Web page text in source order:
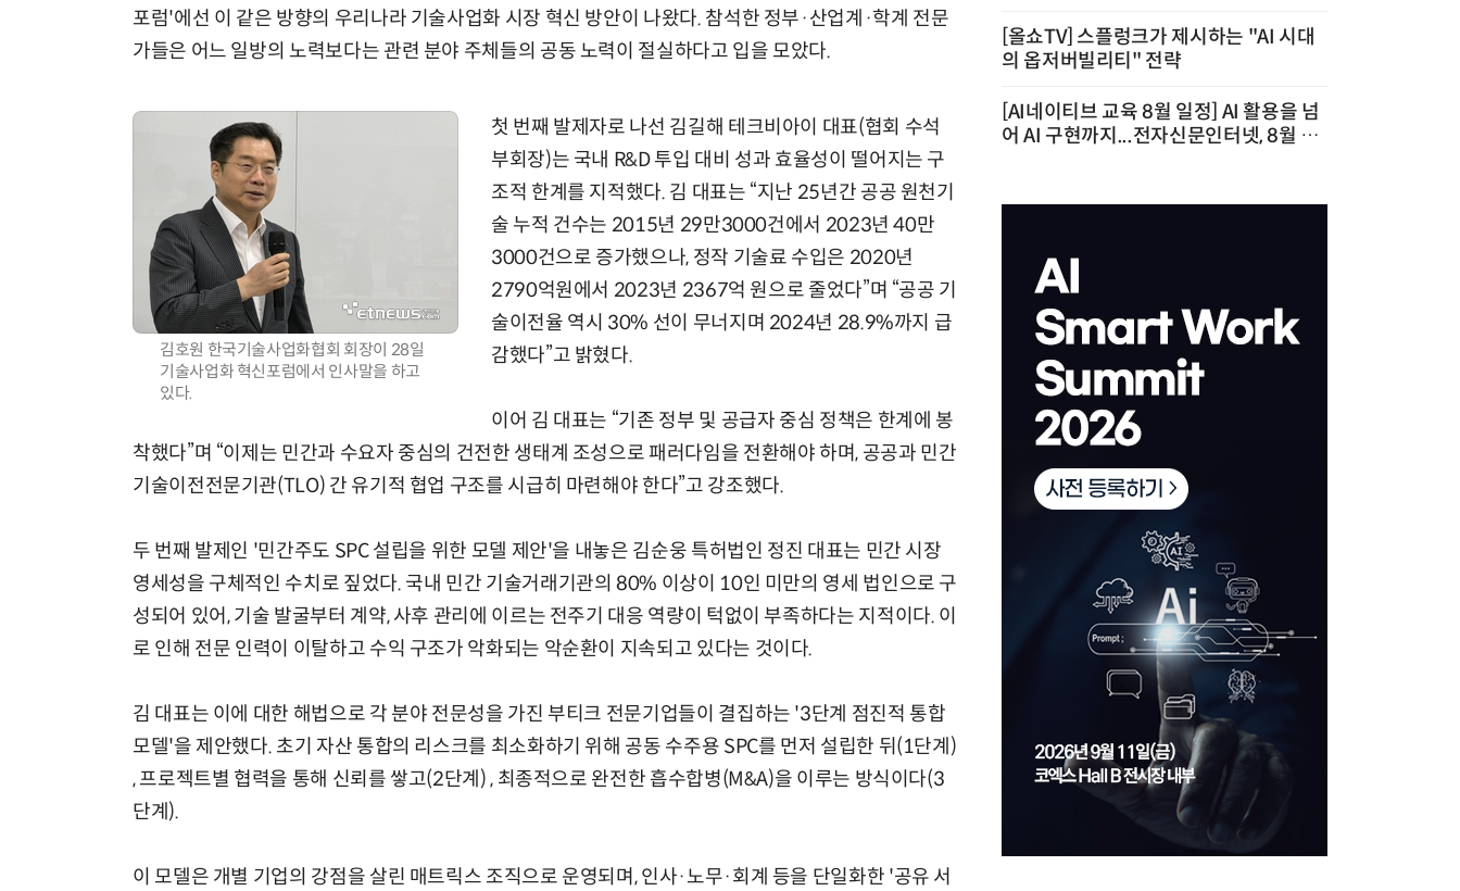
포럼'에선 이 같은 방향의 우리나라 기술사업화 시장 혁신 방안이 나왔다. 참석한 정부·산업계·학계 전문
가들은 어느 일방의 노력보다는 관련 분야 주체들의 공동 노력이 절실하다고 입을 모았다.
김호원 한국기술사업화협회 회장이 28일
기술사업화 혁신포럼에서 인사말을 하고
있다.
첫 번째 발제자로 나선 김길해 테크비아이 대표(협회 수석
부회장)는 국내 R&D 투입 대비 성과 효율성이 떨어지는 구
조적 한계를 지적했다. 김 대표는 “지난 25년간 공공 원천기
술 누적 건수는 2015년 29만3000건에서 2023년 40만
3000건으로 증가했으나, 정작 기술료 수입은 2020년
2790억원에서 2023년 2367억 원으로 줄었다”며 “공공 기
술이전율 역시 30% 선이 무너지며 2024년 28.9%까지 급
감했다”고 밝혔다.
이어 김 대표는 “기존 정부 및 공급자 중심 정책은 한계에 봉
착했다”며 “이제는 민간과 수요자 중심의 건전한 생태계 조성으로 패러다임을 전환해야 하며, 공공과 민간
기술이전전문기관(TLO) 간 유기적 협업 구조를 시급히 마련해야 한다”고 강조했다.
두 번째 발제인 '민간주도 SPC 설립을 위한 모델 제안'을 내놓은 김순웅 특허법인 정진 대표는 민간 시장
영세성을 구체적인 수치로 짚었다. 국내 민간 기술거래기관의 80% 이상이 10인 미만의 영세 법인으로 구
성되어 있어, 기술 발굴부터 계약, 사후 관리에 이르는 전주기 대응 역량이 턱없이 부족하다는 지적이다. 이
로 인해 전문 인력이 이탈하고 수익 구조가 악화되는 악순환이 지속되고 있다는 것이다.
김 대표는 이에 대한 해법으로 각 분야 전문성을 가진 부티크 전문기업들이 결집하는 '3단계 점진적 통합
모델'을 제안했다. 초기 자산 통합의 리스크를 최소화하기 위해 공동 수주용 SPC를 먼저 설립한 뒤(1단계)
, 프로젝트별 협력을 통해 신뢰를 쌓고(2단계) , 최종적으로 완전한 흡수합병(M&A)을 이루는 방식이다(3
단계).
이 모델은 개별 기업의 강점을 살린 매트릭스 조직으로 운영되며, 인사·노무·회계 등을 단일화한 '공유 서
[올쇼TV] 스플렁크가 제시하는 "AI 시대
의 옵저버빌리티" 전략
[AI네이티브 교육 8월 일정] AI 활용을 넘
어 AI 구현까지...전자신문인터넷, 8월 실